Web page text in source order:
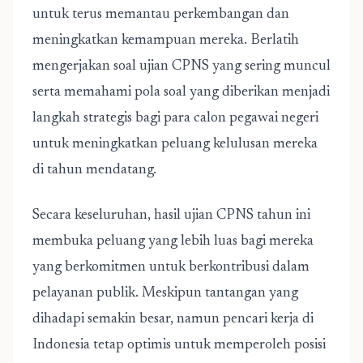
untuk terus memantau perkembangan dan
meningkatkan kemampuan mereka. Berlatih
mengerjakan soal ujian CPNS yang sering muncul
serta memahami pola soal yang diberikan menjadi
langkah strategis bagi para calon pegawai negeri
untuk meningkatkan peluang kelulusan mereka
di tahun mendatang.
Secara keseluruhan, hasil ujian CPNS tahun ini
membuka peluang yang lebih luas bagi mereka
yang berkomitmen untuk berkontribusi dalam
pelayanan publik. Meskipun tantangan yang
dihadapi semakin besar, namun pencari kerja di
Indonesia tetap optimis untuk memperoleh posisi